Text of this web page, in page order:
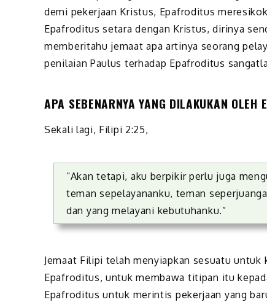
demi pekerjaan Kristus, Epafroditus
Epafroditus setara dengan Kristus, dirinya
memberitahu jemaat apa artinya seorang
penilaian Paulus terhadap Epafroditus
APA SEBENARNYA YANG DILAKUKAN OLEH
Sekali lagi, Filipi 2:25,
“Akan tetapi, aku berpikir perlu juga
teman sepelayananku, teman
dan yang melayani kebutuhanku.”
Jemaat Filipi telah menyiapkan sesuatu
Epafroditus, untuk membawa titipan itu
Epafroditus untuk merintis pekerjaan yang